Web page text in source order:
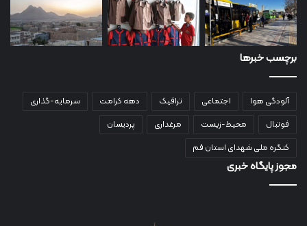
برچسب خبرها
آلودگی هوا اجتماعی ترافیک دهه کرامت
سرمایه-گذاری
فوتبال
محیط-زیست مرغداری
پردیسان
کنگره ملی شهدای استان قم
مجوز پایگاه خبری